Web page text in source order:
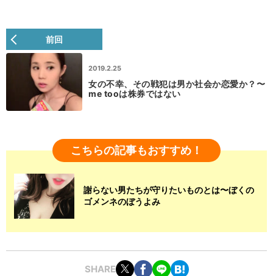
前回
2019.2.25
女の不幸、その戦犯は男か社会か恋愛か？〜
me tooは株券ではない
こちらの記事もおすすめ！
謝らない男たちが守りたいものとは〜ぼくの
ゴメンネのぼうよみ
SHARE